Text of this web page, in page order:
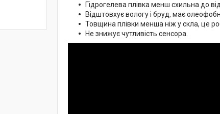
Гідрогелева плівка менш схильна до
Відштовхує вологу і бруд, має
Товщина плівки менша ніж у скла, це
Не знижує чутливість сенсора.